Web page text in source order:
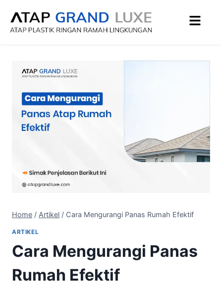
Home / Artikel / Cara Mengurangi Panas Rumah Efektif
ARTIKEL
Cara Mengurangi Panas
Rumah Efektif